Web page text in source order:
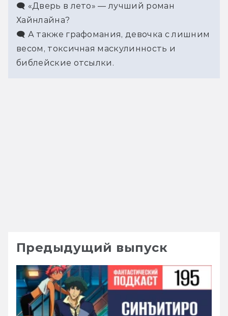
🗨 «Дверь в лето» — лучший роман
Хайнлайна?
🗨 А также графомания, девочка с лишним
весом, токсичная маскулинность и
библейские отсылки.
Предыдущий выпуск